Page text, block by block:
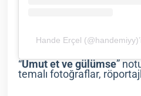
Hande Erçel
“Umut et ve gülümse”
temalı fotoğraflar,